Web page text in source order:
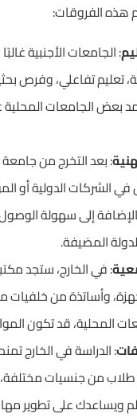
هذه الفروقات:
: الجامعات الأجنبية
تعليم تفاعلي، وفرص
بعض الجامعات المحلية
: بعد التخرج من
الشركات الدولية أو
إلى سهولة
المضيفة.
: في الخارج، ستجد
وأساتذة من خلفيات
المحلية، قد تكون
: الدراسة في الخارج
طلاب من جنسيات
ويساعدك على تطوير